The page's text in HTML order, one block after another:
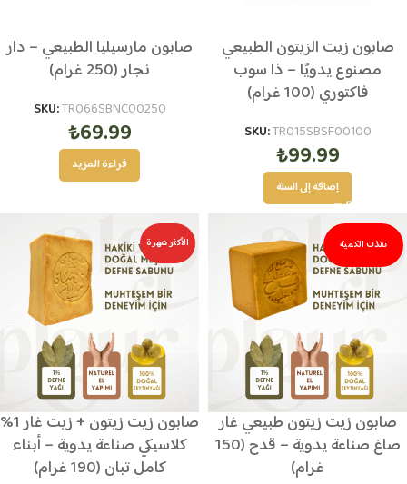
صابون زيت الزيتون الطبيعي
مصنوع يدويًا – ذا سوب
فاكتوري (100 غرام)
SKU:TR015SBSF00100
₺99.99
إضافة إلى السلة
صابون مارسيليا الطبيعي – دار
نجار (250 غرام)
SKU:TR066SBNC00250
₺69.99
قراءة المزيد
نفذت الكمية
صابون زيت زيتون طبيعي غار
صاغ صناعة يدوية – قدح (150
غرام)
الأكثر شهرة
صابون زيت زيتون + زيت غار 1%
كلاسيكي صناعة يدوية – أبناء
كامل تبان (190 غرام)